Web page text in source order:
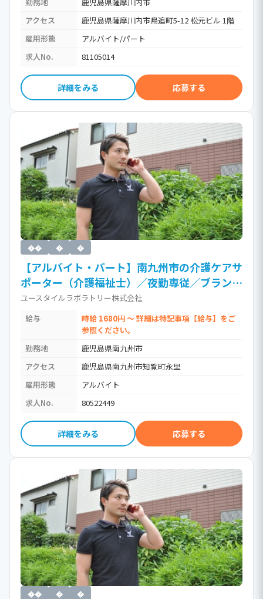
アクセス
鹿児島県薩摩川内市鳥追町5-12 松元ビル 1階
雇用形態
アルバイト/パート
求人No.
81105014
詳細をみる 応募する
�� � �
【アルバイト・パート】南九州市の介護ケアサ
ポーター（介護福祉士）／夜勤専従／ブランク
OK／訪問介護（時給1,680円以上）［Jb］ /
介護福祉士・社会福祉士・社会福祉主事
ユースタイルラボラトリー株式会社
給与
時給 1680円 ～ 詳細は特記事項【給与】をご
参照ください。
勤務地
鹿児島県南九州市
アクセス
鹿児島県南九州市知覧町永里
雇用形態
アルバイト
求人No.
80522449
詳細をみる 応募する
�� � �